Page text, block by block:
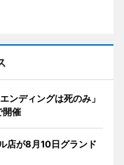
ンディングは死のみ」
開催
店が8月10日グランド